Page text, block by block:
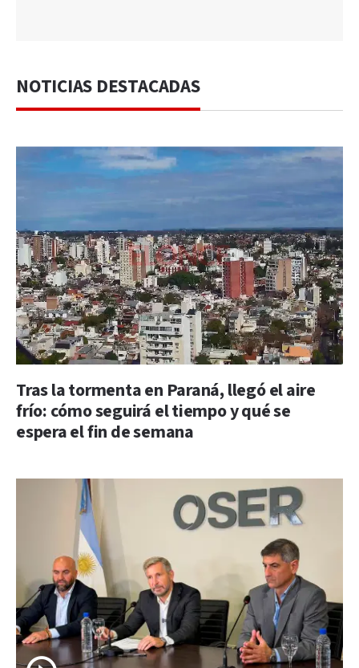
NOTICIAS DESTACADAS
Tras la tormenta en Paraná, llegó el aire
frío: cómo seguirá el tiempo y qué se
espera el fin de semana